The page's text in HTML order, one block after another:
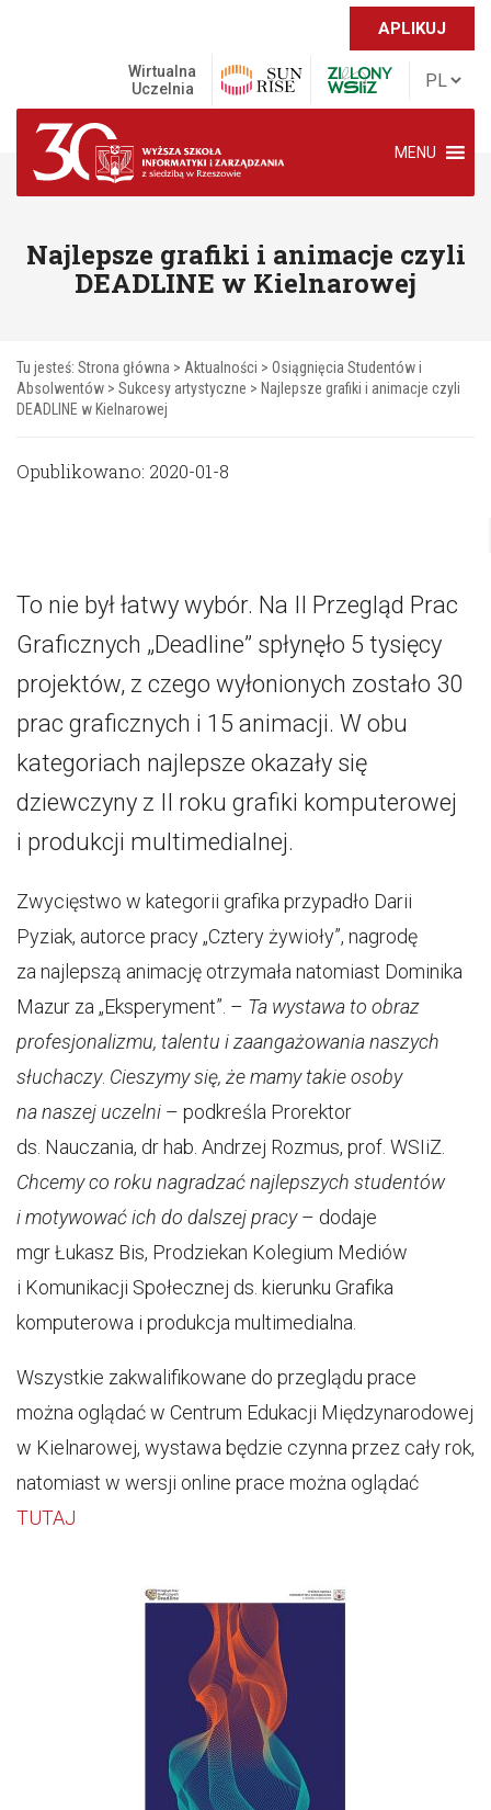
APLIKUJ
Wirtualna
Uczelnia
MENU
Najlepsze grafiki i animacje czyli
DEADLINE w Kielnarowej
Tu jesteś: Strona główna > Aktualności > Osiągnięcia Studentów i
Absolwentów > Sukcesy artystyczne > Najlepsze grafiki i animacje czyli
DEADLINE w Kielnarowej
Opublikowano: 2020-01-8
To nie był łatwy wybór. Na II Przegląd Prac
Graficznych „Deadline” spłynęło 5 tysięcy
projektów, z czego wyłonionych zostało 30
prac graficznych i 15 animacji. W obu
kategoriach najlepsze okazały się
dziewczyny z II roku grafiki komputerowej
i produkcji multimedialnej.
Zwycięstwo w kategorii grafika przypadło Darii
Pyziak, autorce pracy „Cztery żywioły”, nagrodę
za najlepszą animację otrzymała natomiast Dominika
Mazur za „Eksperyment”. – Ta wystawa to obraz
profesjonalizmu, talentu i zaangażowania naszych
słuchaczy. Cieszymy się, że mamy takie osoby
na naszej uczelni – podkreśla Prorektor
ds. Nauczania, dr hab. Andrzej Rozmus, prof. WSIiZ.
Chcemy co roku nagradzać najlepszych studentów
i motywować ich do dalszej pracy– dodaje
mgr Łukasz Bis, Prodziekan Kolegium Mediów
i Komunikacji Społecznej ds. kierunku Grafika
komputerowa i produkcja multimedialna.
Wszystkie zakwalifikowane do przeglądu prace
można oglądać w Centrum Edukacji Międzynarodowej
w Kielnarowej, wystawa będzie czynna przez cały rok,
natomiast w wersji online prace można oglądać
TUTAJ